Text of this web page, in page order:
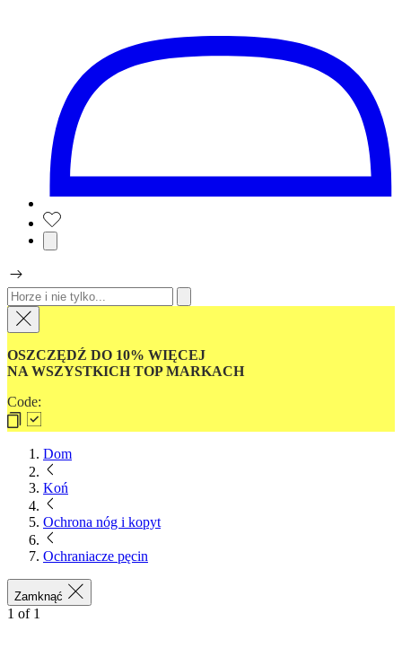
OSZCZĘDŹ DO 10% WIĘCEJ
NA WSZYSTKICH TOP MARKACH
Code:
Dom
Koń
Ochrona nóg i kopyt
Ochraniacze pęcin
Zamknąć
1 of 1